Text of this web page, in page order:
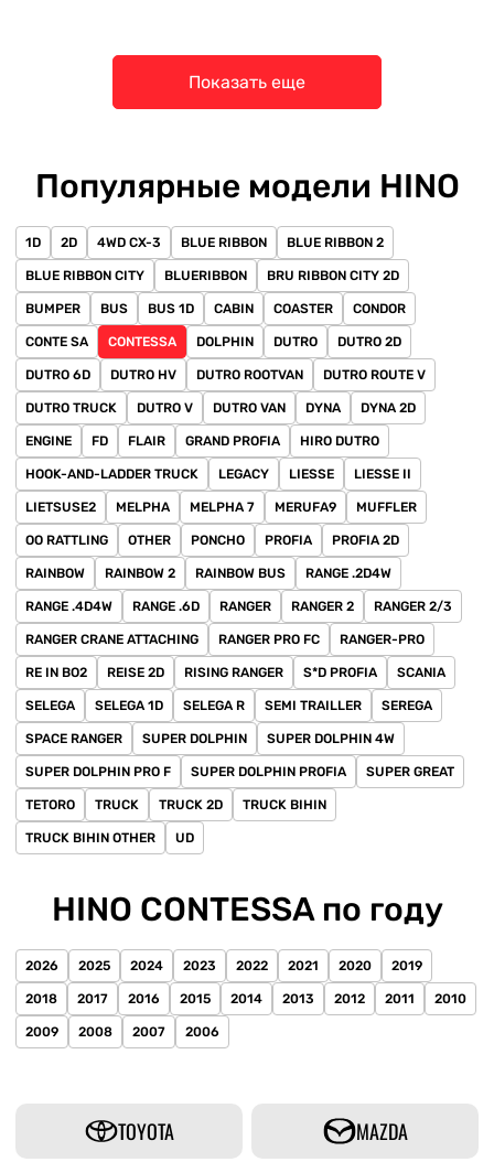
Показать еще
Популярные модели HINO
1D 2D 4WD CX-3 BLUE RIBBON BLUE RIBBON 2
BLUE RIBBON CITY BLUERIBBON BRU RIBBON CITY 2D
BUMPER BUS BUS 1D CABIN COASTER CONDOR
CONTE SA CONTESSA DOLPHIN DUTRO DUTRO 2D
DUTRO 6D DUTRO HV DUTRO ROOTVAN DUTRO ROUTE V
DUTRO TRUCK DUTRO V DUTRO VAN DYNA DYNA 2D
ENGINE FD FLAIR GRAND PROFIA HIRO DUTRO
HOOK-AND-LADDER TRUCK LEGACY LIESSE LIESSE II
LIETSUSE2 MELPHA MELPHA 7 MERUFA9 MUFFLER
OO RATTLING OTHER PONCHO PROFIA PROFIA 2D
RAINBOW RAINBOW 2 RAINBOW BUS RANGE .2D4W
RANGE .4D4W RANGE .6D RANGER RANGER 2 RANGER 2/3
RANGER CRANE ATTACHING RANGER PRO FC RANGER-PRO
RE IN BO2 REISE 2D RISING RANGER S*D PROFIA SCANIA
SELEGA SELEGA 1D SELEGA R SEMI TRAILLER SEREGA
SPACE RANGER SUPER DOLPHIN SUPER DOLPHIN 4W
SUPER DOLPHIN PRO F SUPER DOLPHIN PROFIA SUPER GREAT
TETORO TRUCK TRUCK 2D TRUCK BIHIN
TRUCK BIHIN OTHER UD
HINO CONTESSA по году
2026 2025 2024 2023 2022 2021 2020 2019
2018 2017 2016 2015 2014 2013 2012 2011 2010
2009 2008 2007 2006
TOYOTA MAZDA